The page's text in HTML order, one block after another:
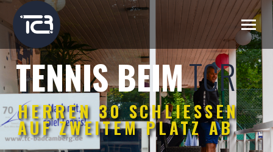
TENNIS BEIM
HERREN 30 SCHLIESSEN A
UF ZWEITEM PLATZ AB
TCR